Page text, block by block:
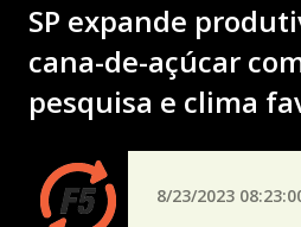
SP expande
cana-de-açúcar
pesquisa e clima
8/23/2023